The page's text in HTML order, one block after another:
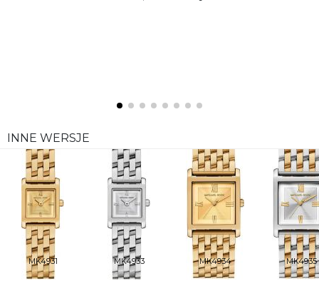
INNE WERSJE
MK4931 MK4933 MK4934 MK4935